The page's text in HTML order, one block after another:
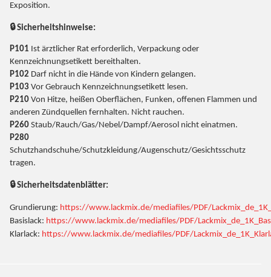
Exposition.
🔒 Sicherheitshinweise:
P101 Ist ärztlicher Rat erforderlich, Verpackung oder
Kennzeichnungsetikett bereithalten.
P102 Darf nicht in die Hände von Kindern gelangen.
P103 Vor Gebrauch Kennzeichnungsetikett lesen.
P210 Von Hitze, heißen Oberflächen, Funken, offenen Flammen und
anderen Zündquellen fernhalten. Nicht rauchen.
P260 Staub/Rauch/Gas/Nebel/Dampf/Aerosol nicht einatmen.
P280
Schutzhandschuhe/Schutzkleidung/Augenschutz/Gesichtsschutz
tragen.
🔒 Sicherheitsdatenblätter:
Grundierung: https://www.lackmix.de/mediafiles/PDF/
Basislack: https://www.lackmix.de/mediafiles/PDF/
Klarlack: https://www.lackmix.de/mediafiles/PDF/